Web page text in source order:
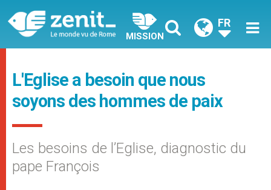
MISSION
FR
L'Eglise a besoin que nous
soyons des hommes de paix
Les besoins de l’Eglise, diagnostic du
pape François